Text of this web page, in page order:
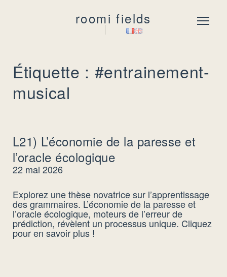
roomi fields Menu
Étiquette : #entrainement-
musical
L21) L’économie de la paresse et
l’oracle écologique
22 mai 2026
Explorez une thèse novatrice sur l’apprentissage
des grammaires. L’économie de la paresse et
l’oracle écologique, moteurs de l’erreur de
prédiction, révèlent un processus unique. Cliquez
pour en savoir plus !